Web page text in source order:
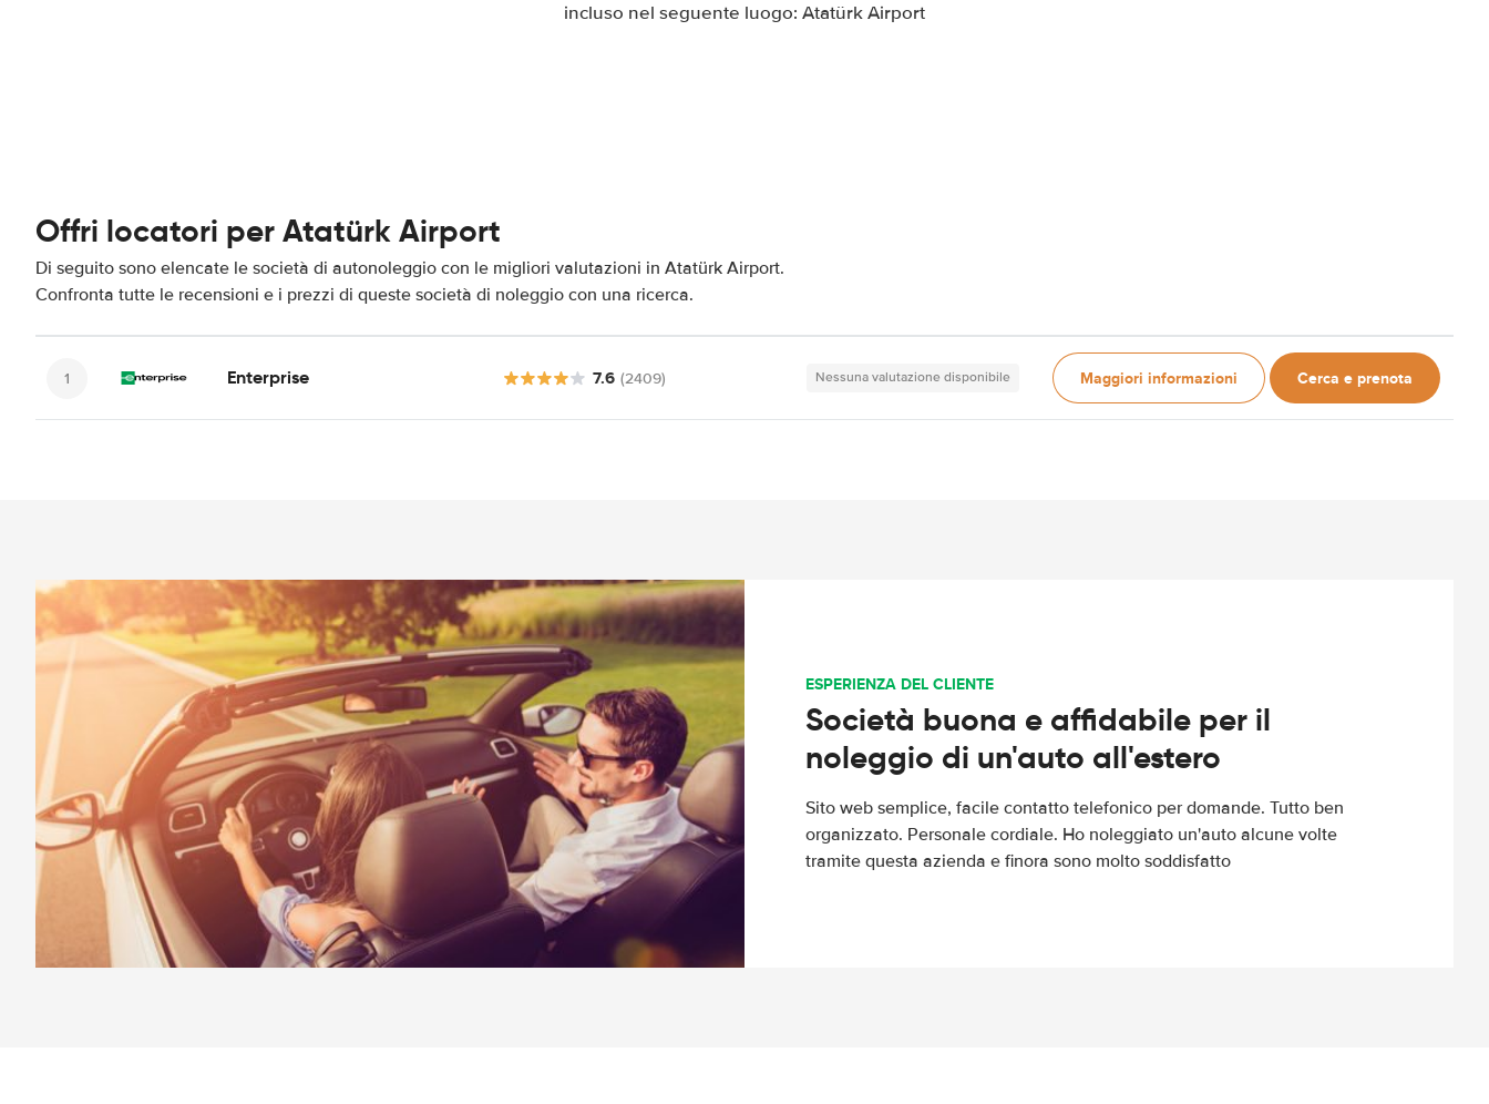
incluso nel seguente luogo: Atatürk Airport
Offri locatori per Atatürk Airport
Di seguito sono elencate le società di autonoleggio con le migliori valutazioni in Atatürk Airport.
Confronta tutte le recensioni e i prezzi di queste società di noleggio con una ricerca.
Enterprise 7.6 (2409) Nessuna valutazione disponibile Maggiori informazioni Cerca e prenota
ESPERIENZA DEL CLIENTE
Società buona e affidabile per il
noleggio di un'auto all'estero
Sito web semplice, facile contatto telefonico per domande. Tutto ben
organizzato. Personale cordiale. Ho noleggiato un'auto alcune volte
tramite questa azienda e finora sono molto soddisfatto